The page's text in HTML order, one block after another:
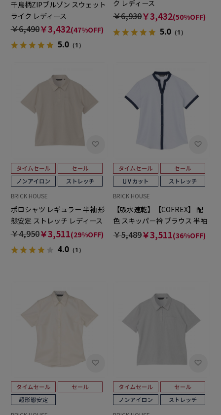
千鳥柄ZIPブルゾン スウェット
ライク レディース
￥6,490￥3,432(47%OFF)
5.0（1）
ク レディース
￥6,930￥3,432(50%OFF)
5.0 （1）
BRICK HOUSE
ポロシャツ レギュラー 半袖 形
態安定 ストレッチ レディース
￥4,950￥3,511(29%OFF)
4.0（1）
BRICK HOUSE
【吸水速乾】【COFREX】 配
色 スキッパー衿 ブラウス 半袖
レディースデザインシャツ
￥5,489￥3,511(36%OFF)